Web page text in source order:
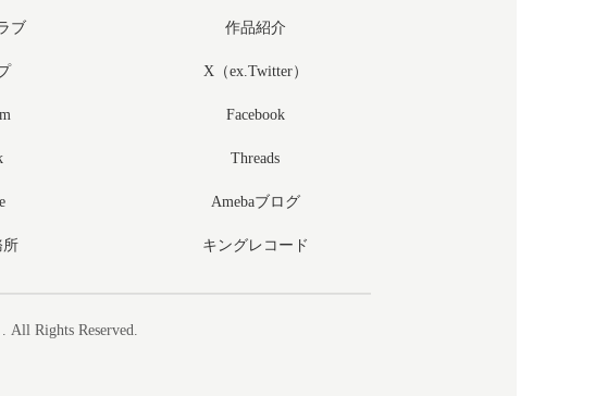
ブ 作品紹介
X（ex.Twitter）
Facebook
Threads
Amebaブログ
所 キングレコード
. All Rights Reserved.